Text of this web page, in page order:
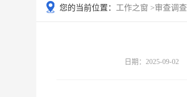
您的当前位置： 工作之窗 >审查调查
日期：2025-09-02